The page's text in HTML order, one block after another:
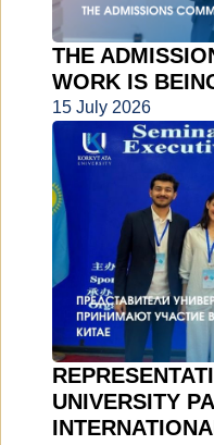
THE
WORK IS
15 July 2026
UNIVERSITY